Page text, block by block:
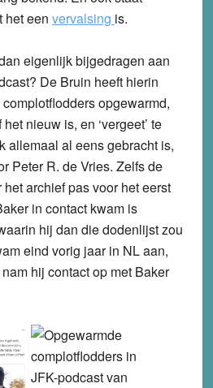
het een vervalsing is.
eigenlijk bijgedragen aan
De Bruin heeft hierin
opgewarmd,
nieuw is, en ‘vergeet’ te
allemaal al eens gebracht is,
Peter R. de Vries. Zelfs de
archief pas voor het eerst
in contact kwam is
hij dan die dodenlijst zou
eind vorig jaar in NL aan,
hij contact op met Baker